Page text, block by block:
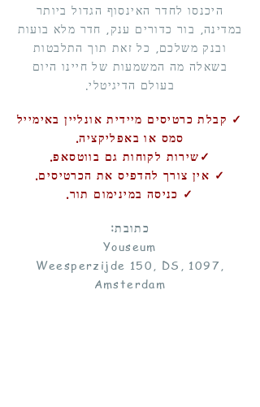
היכנסו לחדר האינסוף הגדול ביותר
במדינה, בור כדורים ענק, חדר מלא בועות
ובנק משלכם, כל זאת תוך התלבטות
בשאלה מה המשמעות של חיינו היום
בעולם הדיגיטלי.
✓ קבלת כרטיסים מיידית אונליין באימייל
סמס או באפליקציה.
✓שירות לקוחות גם בווטסאפ.
✓ אין צורך להדפיס את הכרטיסים.
✓ כניסה במינימום תור.
כתובת:
Youseum
Weesperzijde 150, DS, 1097,
Amsterdam